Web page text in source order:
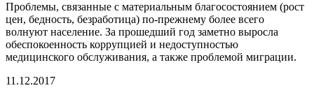
Проблемы, связанные с материальным благосостоянием (рост
цен, бедность, безработица) по-прежнему более всего
волнуют население. За прошедший год заметно выросла
обеспокоенность коррупцией и недоступностью
медицинского обслуживания, а также проблемой миграции.
11.12.2017